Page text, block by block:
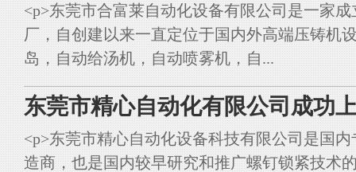
<p>东莞市合富莱自动化设备有限公司是一家
厂，自创建以来一直定位于国内外高端压铸机
岛，自动给汤机，自动喷雾机，自...
东莞市精心自动化有限公司成功
<p>东莞市精心自动化设备科技有限公司是国
造商，也是国内较早研究和推广螺钉锁紧技术